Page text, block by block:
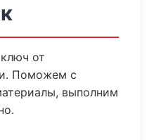
от
Поможем с
выполним